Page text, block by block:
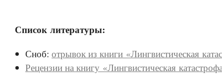
Список литературы:
Сноб:отрывок из книги «Лингвистическая
Рецензии на книгу «Лингвистическая